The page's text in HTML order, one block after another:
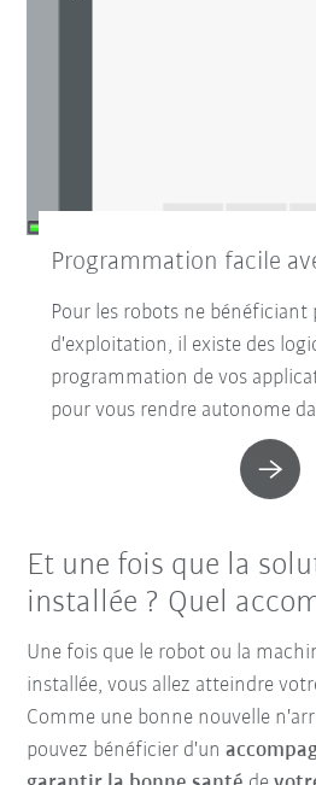
Programmation facile
Pour les robots ne bénéficiant
d'exploitation, il existe des
programmation de vos
pour vous rendre autonome
Et une fois que la
installée ? Quel
Une fois que le robot ou la
installée, vous allez atteindre
Comme une bonne nouvelle
pouvez bénéficier d'un